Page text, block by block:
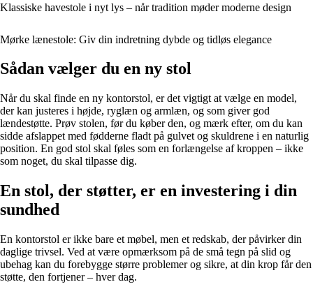
Klassiske havestole i nyt lys – når tradition møder moderne design
Mørke lænestole: Giv din indretning dybde og tidløs elegance
Sådan vælger du en ny stol
Når du skal finde en ny kontorstol, er det vigtigt at vælge en model,
der kan justeres i højde, ryglæn og armlæn, og som giver god
lændestøtte. Prøv stolen, før du køber den, og mærk efter, om du kan
sidde afslappet med fødderne fladt på gulvet og skuldrene i en naturlig
position. En god stol skal føles som en forlængelse af kroppen – ikke
som noget, du skal tilpasse dig.
En stol, der støtter, er en investering i din
sundhed
En kontorstol er ikke bare et møbel, men et redskab, der påvirker din
daglige trivsel. Ved at være opmærksom på de små tegn på slid og
ubehag kan du forebygge større problemer og sikre, at din krop får den
støtte, den fortjener – hver dag.